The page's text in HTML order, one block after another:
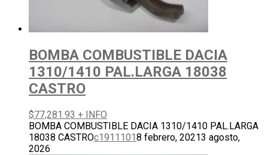
BOMBA COMBUSTIBLE DACIA
1310/1410 PAL.LARGA 18038
CASTRO
$77,281.93 + INFO
BOMBA COMBUSTIBLE DACIA 1310/1410 PAL.LARGA
18038 CASTROc19111018 febrero, 20213 agosto,
2026